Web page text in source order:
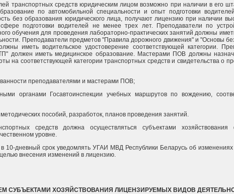
транспортных средств юридическим лицом возможно при наличии в его
по автомобильной специальности и опыт подготовки
без образования юридического лица, получают лицензию при наличии
подготовки водителей не менее трех лет. Преподаватели по
обучения для проведения лабораторно-практических занятий должны
Преподаватели предметов "Правила дорожного движения" и "Основы
иметь водительское удостоверение соответствующей категории.
должен иметь медицинское образование. Мастерами ПОВ должны
на соответствующей категории транспортных средств и свидетельства о
преподавателями и мастерами ПОВ;
органами Госавтоинспекции учебных маршрутов по вождению,
пособий, разработок, планов проведения занятий.
средств должна осуществляться субъектами хозяйствования
уровне.
10-дневный срок уведомлять УГАИ МВД Республики Беларусь об
внесения изменений в лицензию.
СУБЪЕКТАМИ ХОЗЯЙСТВОВАНИЯ ЛИЦЕНЗИРУЕМЫХ ВИДОВ